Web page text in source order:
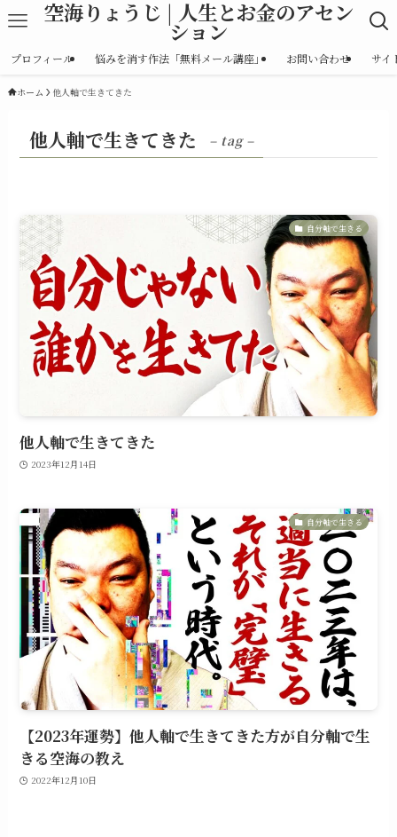
空海りょうじ | 人生とお金のアセン
ション
プロフィール 悩みを消す作法「無料メール講座」 お問い合わせ サイ
ホーム 他人軸で生きてきた
他人軸で生きてきた – tag –
自分軸で生きる
他人軸で生きてきた
2023年12月14日
自分軸で生きる
【2023年運勢】他人軸で生きてきた方が自分軸で生
きる空海の教え
2022年12月10日